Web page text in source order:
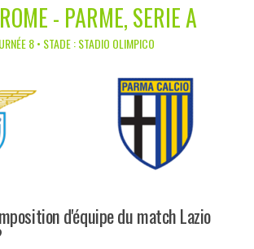
- PARME, SERIE A
8 • STADE : STADIO OLIMPICO
d'équipe du match Lazio